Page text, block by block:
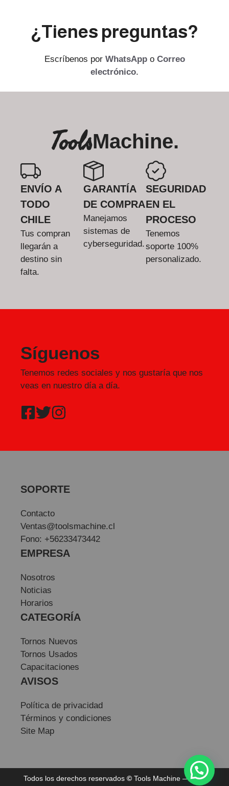
¿Tienes preguntas?
Escríbenos por WhatsAppo Correo
electrónico.
ToolsMachine.
ENVÍO A
TODO
CHILE
Tus compran
llegarán a
destino sin
falta.
GARANTÍA
DE COMPRA
Manejamos
sistemas de
cyberseguridad.
SEGURIDAD
EN EL
PROCESO
Tenemos
soporte 100%
personalizado.
Síguenos
Tenemos redes sociales y nos gustaría que nos
veas en nuestro día a día.
SOPORTE
Contacto
Ventas@toolsmachine.cl
Fono: +56233473442
EMPRESA
Nosotros
Noticias
Horarios
CATEGORÍA
Tornos Nuevos
Tornos Usados
Capacitaciones
AVISOS
Política de privacidad
Términos y condiciones
Site Map
Todos los derechos reservados © Tools Machine — Sitio